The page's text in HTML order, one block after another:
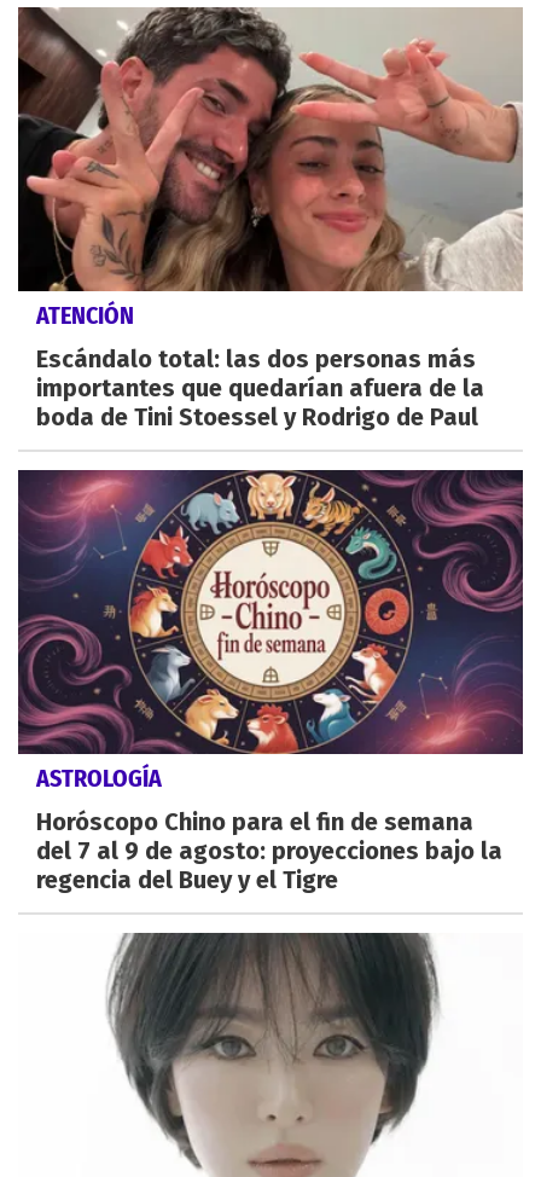
ATENCIÓN
Escándalo total: las dos personas más
importantes que quedarían afuera de la
boda de Tini Stoessel y Rodrigo de Paul
ASTROLOGÍA
Horóscopo Chino para el fin de semana
del 7 al 9 de agosto: proyecciones bajo la
regencia del Buey y el Tigre